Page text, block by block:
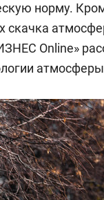
норму.
скачка
Online»
Рекомендуем
150
ID вместо